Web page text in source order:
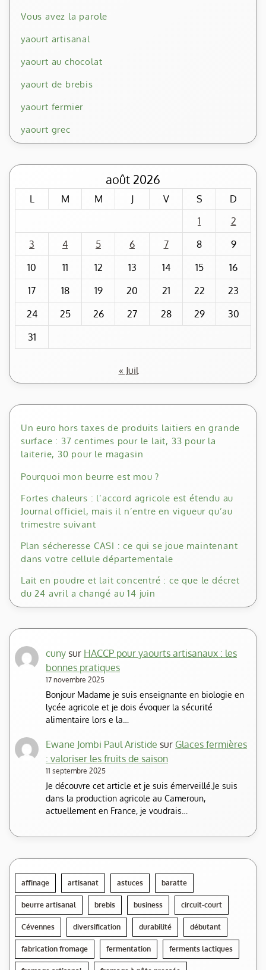
Vous avez la parole
yaourt artisanal
yaourt au chocolat
yaourt de brebis
yaourt fermier
yaourt grec
août 2026
L M M J V S
D
1
2
3
4 5 6 7 8
9
10
11 12 13 14 15
16
17
18 19 20 21 22
23
24
25 26 27 28 29
30
31
« Juil
Un euro hors taxes de produits laitiers en grande
surface : 37 centimes pour le lait, 33 pour la
laiterie, 30 pour le magasin
Pourquoi mon beurre est mou ?
Fortes chaleurs : l’accord agricole est étendu au
Journal officiel, mais il n’entre en vigueur qu’au
trimestre suivant
Plan sécheresse CASI : ce qui se joue maintenant
dans votre cellule départementale
Lait en poudre et lait concentré : ce que le décret
du 24 avril a changé au 14 juin
cuny sur HACCP pour yaourts artisanaux : les
bonnes pratiques
17 novembre 2025
Bonjour Madame je suis enseignante en biologie en
lycée agricole et je dois évoquer la sécurité
alimentaire lors e la…
Ewane Jombi Paul Aristide sur Glaces fermières
: valoriser les fruits de saison
11 septembre 2025
Je découvre cet article et je suis émerveillé.Je suis
dans la production agricole au Cameroun,
actuellement en France, je voudrais…
affinage artisanat astuces baratte
beurre artisanal brebis business circuit-court
Cévennes diversification durabilité débutant
fabrication fromage fermentation ferments lactiques